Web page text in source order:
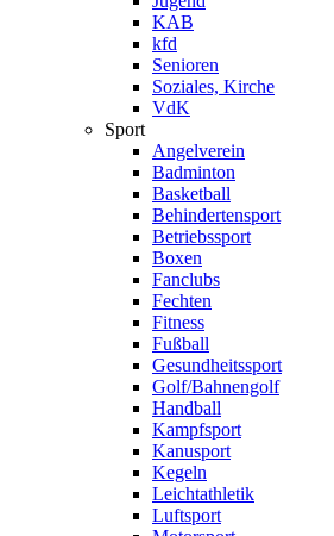
KAB
kfd
Senioren
Soziales, Kirche
VdK
Sport
Angelverein
Badminton
Basketball
Behindertensport
Betriebssport
Boxen
Fanclubs
Fechten
Fitness
Fußball
Gesundheitssport
Golf/Bahnengolf
Handball
Kampfsport
Kanusport
Kegeln
Leichtathletik
Luftsport